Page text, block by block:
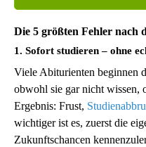
Die 5 größten Fehler nach
1. Sofort studieren – ohne
Viele Abiturienten beginnen
obwohl sie gar nicht wissen,
Ergebnis: Frust,
wichtiger ist es, zuerst die
Zukunftschancen